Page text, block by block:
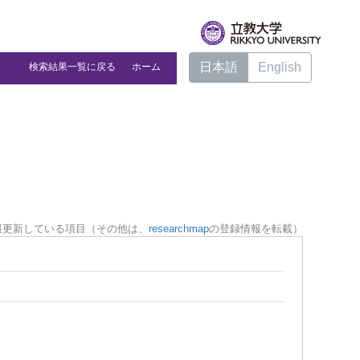
検索結果一覧に戻る ホーム 日本語 English
新している項目（その他は、 researchmapの登録情報を転載）